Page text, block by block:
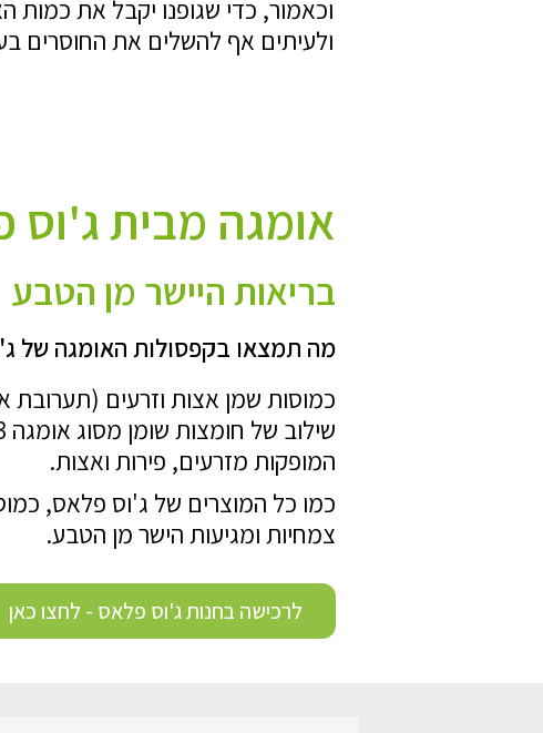
ולעיתים אף להשלים את החוסרים
אומגה מבית ג'וס
בריאות היישר מן הטבע
מה תמצאו בקפסולות האומגה של
כמוסות שמן אצות וזרעים (תערובת
המופקות מזרעים, פירות ואצות.
כמו כל המוצרים של ג'וס פלאס,
צמחיות ומגיעות הישר מן הטבע.
לרכישה בחנות ג'וס פלאס - לחצו כאן